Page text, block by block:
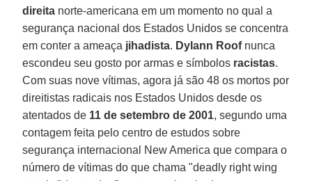
direita norte-americana em um momento no qual a
segurança nacional dos Estados Unidos se concentra
em conter a ameaça jihadista. Dylann Roofnunca
escondeu seu gosto por armas e símbolos racistas.
Com suas nove vítimas, agora já são 48 os mortos por
direitistas radicais nos Estados Unidos desde os
atentados de 11 de setembro de 2001, segundo uma
contagem feita pelo centro de estudos sobre
segurança internacional New America que compara o
número de vítimas do que chama "deadly right wing